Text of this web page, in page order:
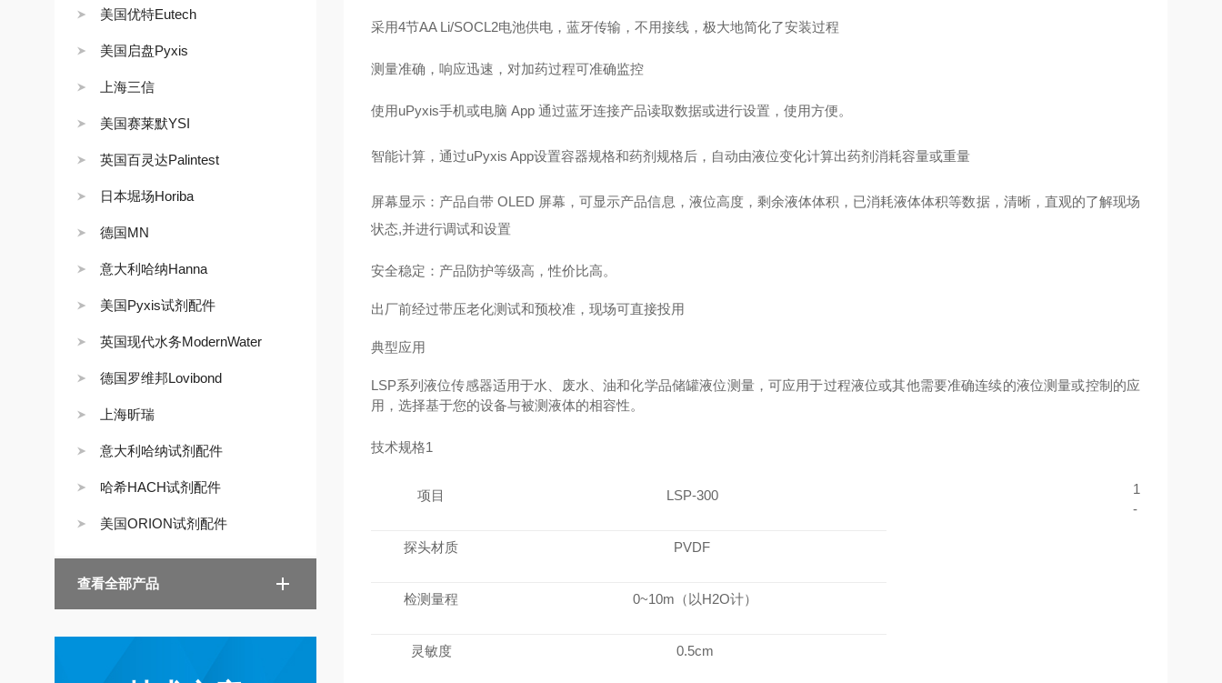
美国优特Eutech
美国启盘Pyxis
上海三信
美国赛莱默YSI
英国百灵达Palintest
日本堀场Horiba
德国MN
意大利哈纳Hanna
美国Pyxis试剂配件
英国现代水务ModernWater
德国罗维邦Lovibond
上海昕瑞
意大利哈纳试剂配件
哈希HACH试剂配件
美国ORION试剂配件
查看全部产品
采用4节AA Li/SOCL2电池供电，蓝牙传输，不用接线，极大地简化了安装过程
测量准确，响应迅速，对加药过程可准确监控
使用uPyxis手机或电脑 App 通过蓝牙连接产品读取数据或进行设置，使用方便。
智能计算，通过uPyxis App设置容器规格和药剂规格后，自动由液位变化计算出药剂消耗容量或重量
屏幕显示：产品自带 OLED 屏幕，可显示产品信息，液位高度，剩余液体体积，已消耗液体体积等数据，清晰，直观的了解现场
状态,并进行调试和设置
安全稳定：产品防护等级高，性价比高。
出厂前经过带压老化测试和预校准，现场可直接投用
典型应用
LSP系列液位传感器适用于水、废水、油和化学品储罐液位测量，可应用于过程液位或其他需要准确连续的液位测量或控制的应
用，选择基于您的设备与被测液体的相容性。
技术规格1
项目 LSP-300
探头材质 PVDF
检测量程 0~10m（以H2O计）
灵敏度 0.5cm
1
-